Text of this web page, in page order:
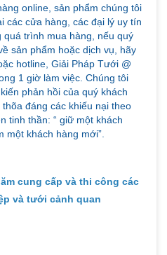
online, sản phẩm chúng tôi
các cửa hàng, các đại lý uy tín
quá trình mua hàng, nếu quý
sản phẩm hoặc dịch vụ, hãy
hotline, Giải Pháp Tưới @
1 giờ làm việc. Chúng tôi
phản hồi của quý khách
đáng các khiếu nại theo
tinh thần: “ giữ một khách
một khách hàng mới”.
cung cấp và thi công các
và tưới cảnh quan